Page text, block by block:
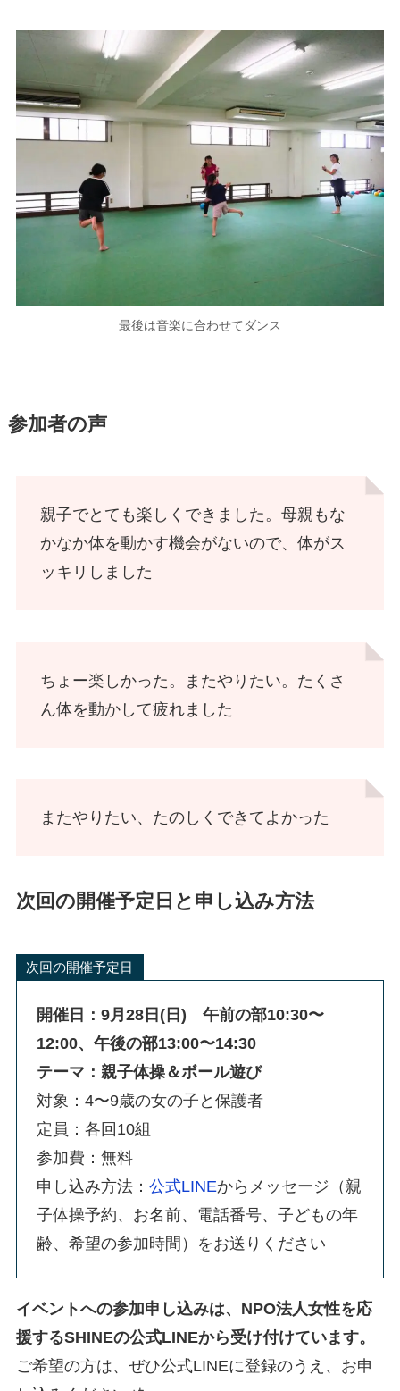
最後は音楽に合わせてダンス
参加者の声
親子でとても楽しくできました。母親もな
かなか体を動かす機会がないので、体がス
ッキリしました
ちょー楽しかった。またやりたい。たくさ
ん体を動かして疲れました
またやりたい、たのしくできてよかった
次回の開催予定日と申し込み方法
次回の開催予定日
開催日：9月28日(日) 午前の部10:30〜
12:00、午後の部13:00〜14:30
テーマ：親子体操＆ボール遊び
対象：4〜9歳の女の子と保護者
定員：各回10組
参加費：無料
申し込み方法：公式LINEからメッセージ（親
子体操予約、お名前、電話番号、子どもの年
齢、希望の参加時間）をお送りください
イベントへの参加申し込みは、NPO法人女性を応
援するSHINEの公式LINEから受け付けています。
ご希望の方は、ぜひ公式LINEに登録のうえ、お申